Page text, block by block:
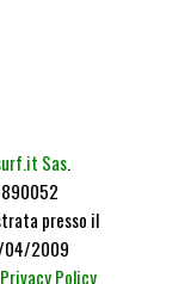
Sas.
presso il
04/2009
Privacy Policy